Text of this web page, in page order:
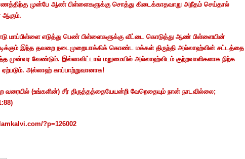
முன்பே ஆண் பிள்ளைகளுக்கு சொத்து கிடைக்காதவாறு அநீதம் செய்தால்
ஆகும்.
மாப்பிள்ளை எடுத்து பெண் பிள்ளைகளுக்கு வீட்டை கொடுத்து ஆண் பிள்ளையின்
இந்த தவறை நடைமுறையாக்கிக் கொண்ட மக்கள் திருந்தி அல்லாஹ்வின் சட்டத்தை
முன்வர வேண்டும். இல்லாவிட்டால் மறுமையில் அல்லாஹ்விடம் குற்றவாளிகளாக நிற்க
ஏற்படும். அல்லாஹ் காப்பாற்றுவானாக!
வரையில் (உங்களின்) சீர் திருத்தத்தையேயன்றி வேறெதையும் நான் நாடவில்லை;
?p=126002